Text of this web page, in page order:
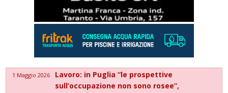
1 Maggio 2026
Lavoro: in Puglia “le prospettive
sull’occupazione non sono rosee”,